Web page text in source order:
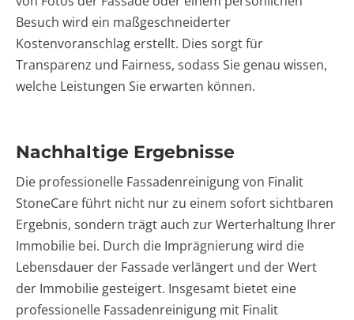
Besuch wird ein maßgeschneiderter
Kostenvoranschlag erstellt. Dies sorgt für
Transparenz und Fairness, sodass Sie genau wissen,
welche Leistungen Sie erwarten können.
Nachhaltige Ergebnisse
Die professionelle Fassadenreinigung von Finalit
StoneCare führt nicht nur zu einem sofort sichtbaren
Ergebnis, sondern trägt auch zur Werterhaltung Ihrer
Immobilie bei. Durch die Imprägnierung wird die
Lebensdauer der Fassade verlängert und der Wert
der Immobilie gesteigert. Insgesamt bietet eine
professionelle Fassadenreinigung mit Finalit